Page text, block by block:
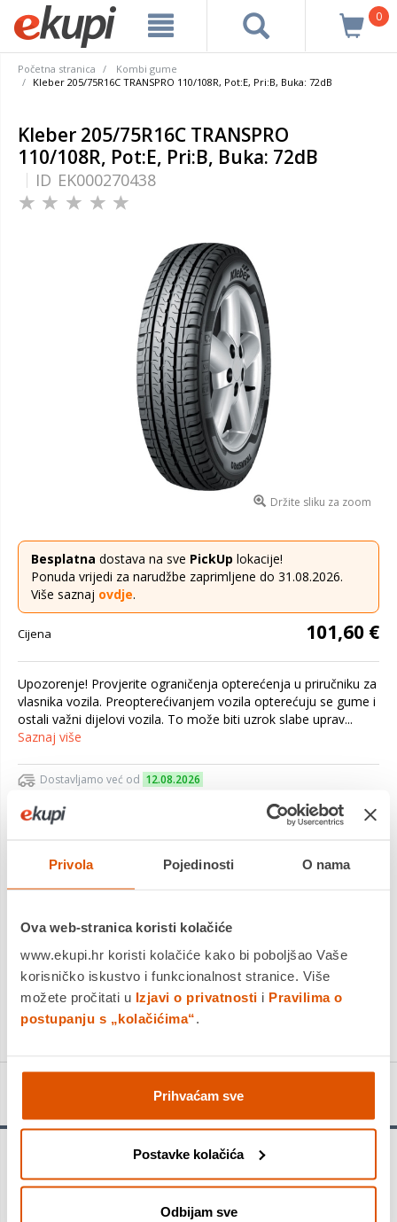
Privola Pojedinosti O nama
Ova web-stranica koristi kolačiće
www.ekupi.hr koristi kolačiće kako bi poboljšao Vaše
korisničko iskustvo i funkcionalnost stranice. Više
možete pročitati u Izjavi o privatnosti i Pravilima o
postupanju s „kolačićima“.
Prihvaćam sve
Postavke kolačića
Odbijam sve
0
Početna stranica
Kombi gume
Kleber 205/75R16C TRANSPRO 110/108R, Pot:E, Pri:B, Buka: 72dB
Kleber 205/75R16C TRANSPRO
110/108R, Pot:E, Pri:B, Buka: 72dB
ID EK000270438
Držite sliku za zoom
Besplatna dostava na sve PickUp lokacije!
Ponuda vrijedi za narudžbe zaprimljene do 31.08.2026.
Više saznaj ovdje.
Cijena 101,60 €
Upozorenje! Provjerite ograničenja opterećenja u priručniku za
vlasnika vozila. Preopterećivanjem vozila opterećuju se gume i
ostali važni dijelovi vozila. To može biti uzrok slabe uprav...
Saznaj više
Dostavljamo već od 12.08.2026
Platite gotovinom pri preuzimanju, Internet bankarstvom, karticama
jednokratno i na rate
DODAJTE U KOŠARICU
KUPITE ODMAH
Usporedite proizvod
Provjerite ograničenja opterećenja u priručniku za vlasnika
važni dijelovi vozila. To može biti uzrok slabe upravljivosti,